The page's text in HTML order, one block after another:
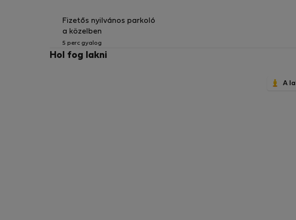
Fizetős nyilvános parkoló
a közelben
5 perc gyalog
Hol fog lakni
A